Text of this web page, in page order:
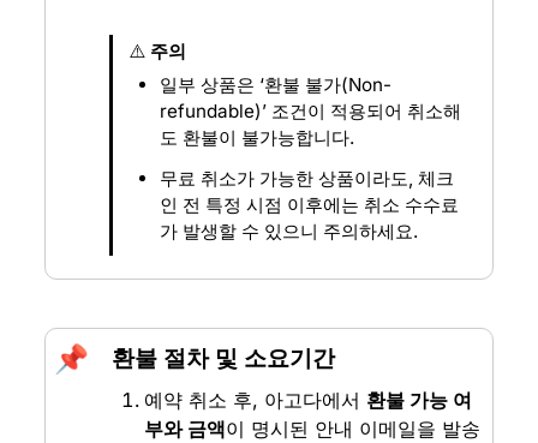
⚠️ 주의
일부 상품은 ‘환불 불가(Non-
refundable)’ 조건이 적용되어 취소해
도 환불이 불가능합니다.
무료 취소가 가능한 상품이라도, 체크
인 전 특정 시점 이후에는 취소 수수료
가 발생할 수 있으니 주의하세요.
📌 환불 절차 및 소요기간
예약 취소 후, 아고다에서 환불 가능 여
부와 금액이 명시된 안내 이메일을 발송